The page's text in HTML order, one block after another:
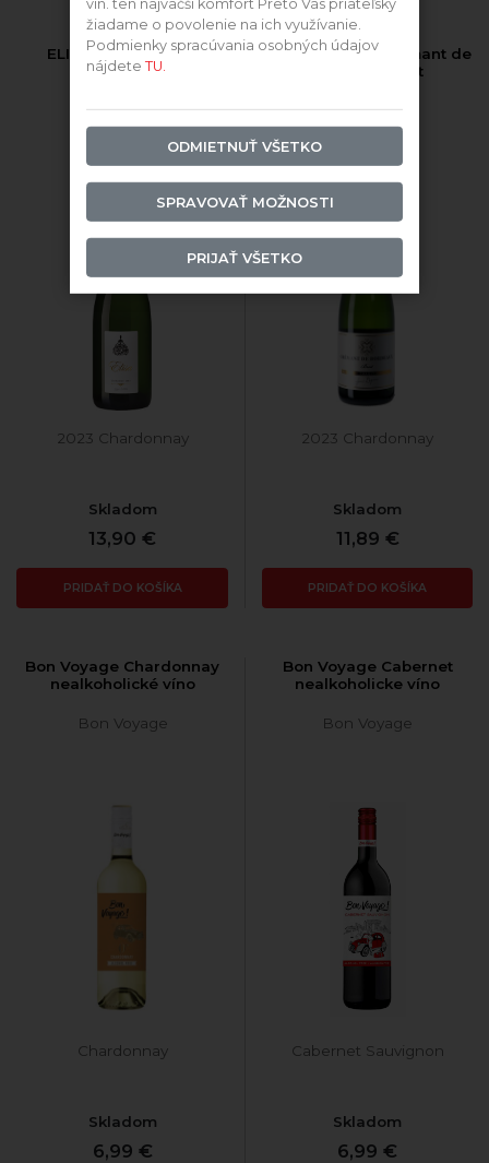
ELISA Crémant brut
Crémant
2023 Chardonnay
Skladom
13,90 €
PRIDAŤ DO KOŠÍKA
Jean Degaves Crémant de
Bordeaux brut
Crémant
2023 Chardonnay
Skladom
11,89 €
PRIDAŤ DO KOŠÍKA
Bon Voyage Chardonnay
nealkoholické víno
Bon Voyage
Chardonnay
Skladom
6,99 €
Bon Voyage Cabernet
nealkoholicke víno
Bon Voyage
Cabernet Sauvignon
Skladom
6,99 €
vín. ten najväčší komfort Preto Vás priateľsky
žiadame o povolenie na ich využívanie.
Podmienky spracúvania osobných údajov
nájdeteTU.
ODMIETNUŤ VŠETKO
SPRAVOVAŤ MOŽNOSTI
PRIJAŤ VŠETKO